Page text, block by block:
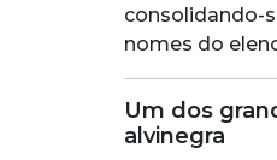
consolidando-
nomes do
Um dos
alvinegra